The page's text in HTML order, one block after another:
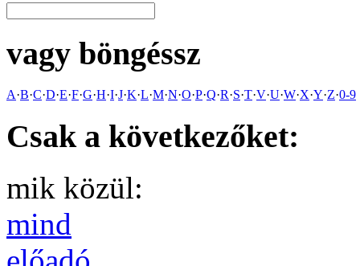
vagy böngéssz
A·B·C·D·E·F·G·H·I·J·K·L·M·N·O·P·Q·R·S·T·V·U·W·X·Y·Z·0-9
Csak a következőket:
mik közül:
mind